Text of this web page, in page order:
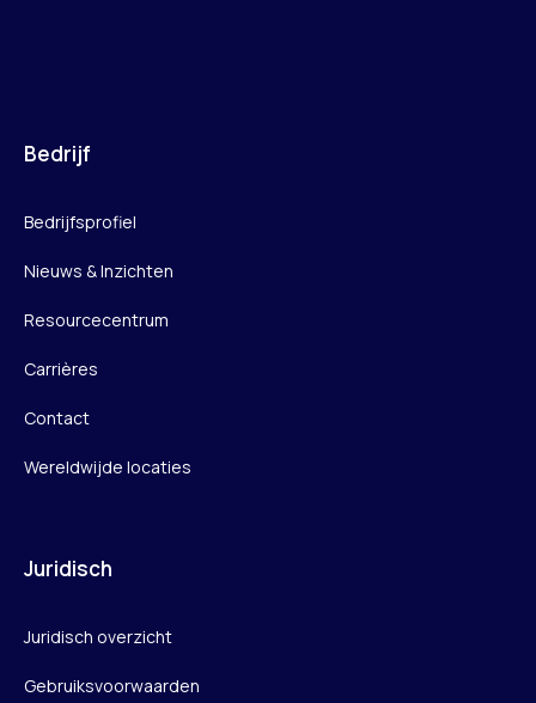
Bedrijf
Bedrijfsprofiel
Nieuws & Inzichten
Resourcecentrum
Carrières
Contact
Wereldwijde locaties
Juridisch
Juridisch overzicht
Gebruiksvoorwaarden